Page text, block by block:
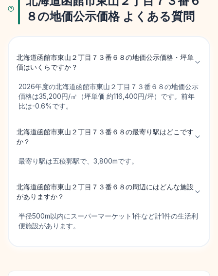
８の地価公示価格 よくある質問
北海道函館市東山２丁目７３番６８の地価公示価格・坪単
価はいくらですか？
2026年度の北海道函館市東山２丁目７３番６８の地価公示
価格は35,200円/㎡（坪単価 約116,400円/坪）です。前年
比は-0.6%です。
北海道函館市東山２丁目７３番６８の最寄り駅はどこです
か？
最寄り駅は五稜郭駅で、3,800mです。
北海道函館市東山２丁目７３番６８の周辺にはどんな施設
がありますか？
半径500m以内にスーパーマーケット1件など計1件の生活利
便施設があります。